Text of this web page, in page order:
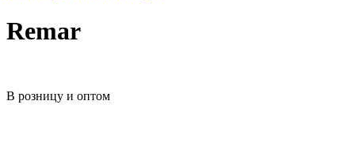
Remar
В розницу и оптом